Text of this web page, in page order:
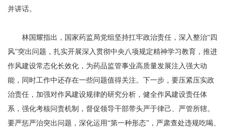
并讲话。
林国耀指出，国家药监局党组坚持扛牢政治责任，深入整治“四
风”突出问题，扎实开展深入贯彻中央八项规定精神学习教育，推进
作风建设常态化长效化，为药品监管事业高质量发展注入强大动
能，同时工作中还存在一些问题值得关注。下一步，要压紧压实政
治责任，加强对作风建设规律的研究分析，健全作风建设责任体
系，强化考核问责机制，督促领导干部带头严于律己、严管所辖。
要严惩严治突出问题，深化运用“第一种形态”，严肃查处违规吃喝、